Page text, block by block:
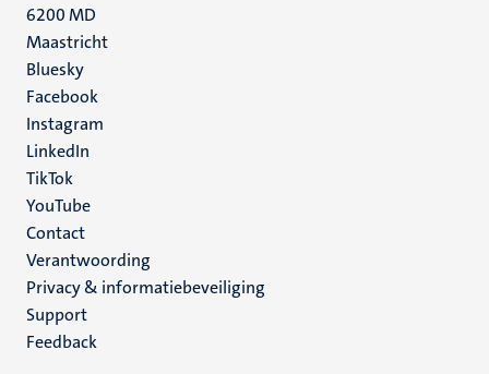
6200 MD
Maastricht
Social
media
Bluesky
Facebook
Instagram
LinkedIn
TikTok
YouTube
Menu
footer
(NL)
Contact
Verantwoording
Privacy & informatiebeveiliging
Support
Feedback